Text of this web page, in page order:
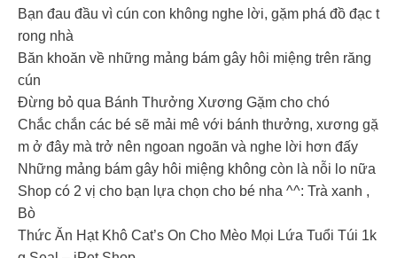
Bạn đau đầu vì cún con không nghe lời, gặm phá đồ đạc t
rong nhà
Băn khoăn về những mảng bám gây hôi miệng trên răng
cún
Đừng bỏ qua Bánh Thưởng Xương Gặm cho chó
Chắc chắn các bé sẽ mải mê với bánh thưởng, xương gặ
m ở đây mà trở nên ngoan ngoãn và nghe lời hơn đấy
Những mảng bám gây hôi miệng không còn là nỗi lo nữa
Shop có 2 vị cho bạn lựa chọn cho bé nha ^^: Trà xanh ,
Bò
Thức Ăn Hạt Khô Cat’s On Cho Mèo Mọi Lứa Tuổi Túi 1k